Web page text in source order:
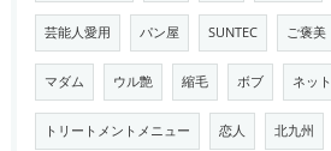
芸能人愛用 パン屋 SUNTEC ご褒美
マダム ウル艶 縮毛 ボブ ネット
トリートメントメニュー 恋人 北九州